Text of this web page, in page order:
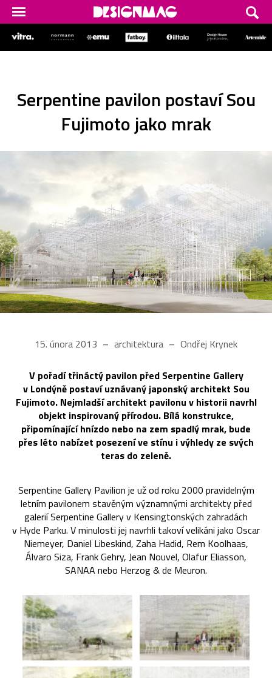
Serpentine pavilon postaví Sou
Fujimoto jako mrak
15. února 2013 architektura Ondřej Krynek
V pořadí třináctý pavilon před Serpentine Gallery
v Londýně postaví uznávaný japonský architekt Sou
Fujimoto. Nejmladší architekt pavilonu v historii navrhl
objekt inspirovaný přírodou. Bílá konstrukce,
připomínající hnízdo nebo na zem spadlý mrak, bude
přes léto nabízet posezení ve stínu i výhledy ze svých
teras do zeleně.
Serpentine Gallery Pavilion je už od roku 2000 pravidelným
letním pavilonem stavěným významnými architekty před
galerií Serpentine Gallery v Kensingtonských zahradách
v Hyde Parku. V minulosti jej navrhli takoví velikáni jako Oscar
Niemeyer, Daniel Libeskind, Zaha Hadid, Rem Koolhaas,
Álvaro Siza, Frank Gehry, Jean Nouvel, Olafur Eliasson,
SANAA nebo Herzog & de Meuron.